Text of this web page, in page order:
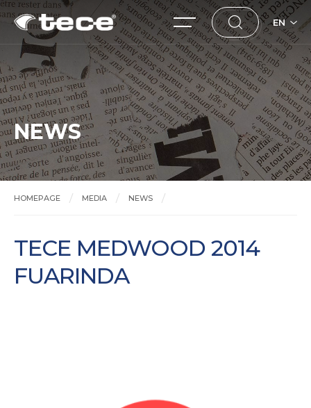
EN
NEWS
HOMEPAGE MEDIA NEWS
TECE MEDWOOD 2014
FUARINDA